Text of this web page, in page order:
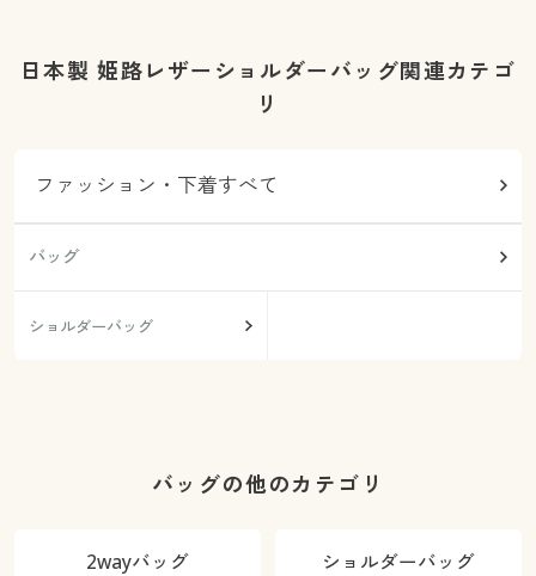
日本製 姫路レザーショルダーバッグ関連カテゴ
リ
ファッション・下着すべて
バッグ
ショルダーバッグ
バッグの他のカテゴリ
2wayバッグ ショルダーバッグ